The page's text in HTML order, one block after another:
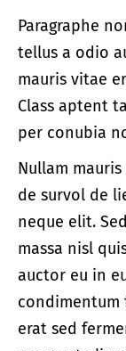
Paragraphe
tellus a odio
mauris vitae
Class aptent
per conubia
Nullam
de survol de
neque elit.
massa nisl
auctor eu in
condimentum
erat sed